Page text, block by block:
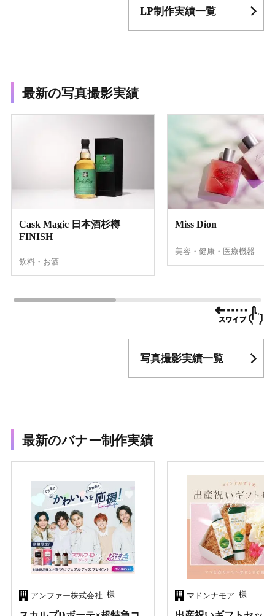
LP制作実績一覧
最新の写真撮影実績
Cask Magic 日本酒杉樽
FINISH
飲料・お酒
Miss Dion
美容・健康・医療機器
写真撮影実績一覧
最新のバナー制作実績
アンファー株式会社 様 マドンナモア 様